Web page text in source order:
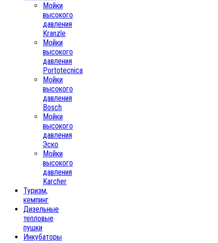
Мойки
высокого
давления
Kranzle
Мойки
высокого
давления
Portotecnica
Мойки
высокого
давления
Bosch
Мойки
высокого
давления
Эско
Мойки
высокого
давления
Karcher
Туризм,
кемпинг
Дизельные
тепловые
пушки
Инкубаторы